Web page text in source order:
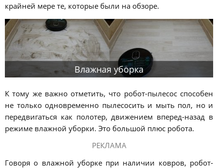
крайней мере те, которые были на обзоре.
Влажная уборка
К тому же важно отметить, что робот-пылесос способен
не только одновременно пылесосить и мыть пол, но и
передвигаться как полотер, движением вперед-назад в
режиме влажной уборки. Это большой плюс робота.
РЕКЛАМА
Говоря о влажной уборке при наличии ковров, робот-